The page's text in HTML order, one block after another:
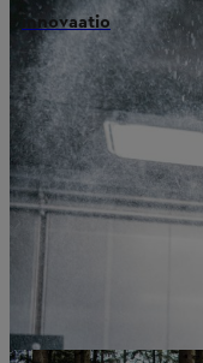
innovaatio